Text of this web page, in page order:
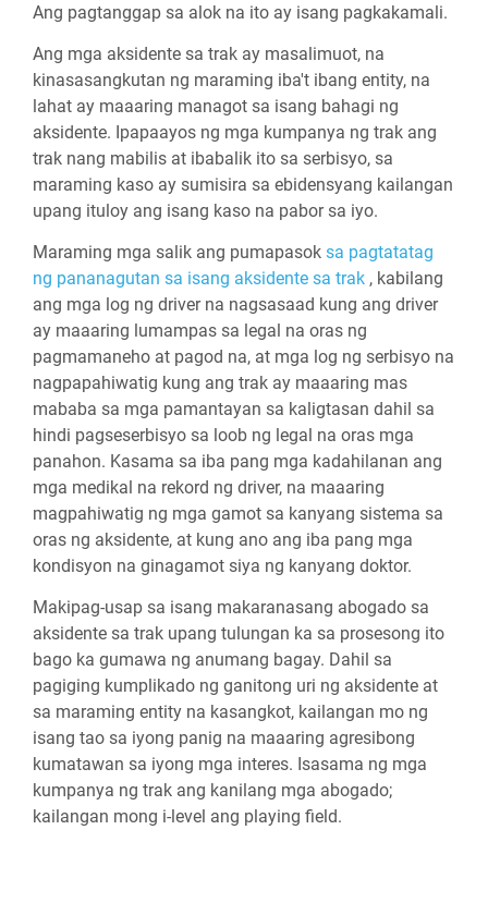
Ang pagtanggap sa alok na ito ay isang pagkakamali.
Ang mga aksidente sa trak ay masalimuot, na
kinasasangkutan ng maraming iba't ibang entity, na
lahat ay maaaring managot sa isang bahagi ng
aksidente. Ipapaayos ng mga kumpanya ng trak ang
trak nang mabilis at ibabalik ito sa serbisyo, sa
maraming kaso ay sumisira sa ebidensyang kailangan
upang ituloy ang isang kaso na pabor sa iyo.
Maraming mga salik ang pumapasok sa pagtatatag
ng pananagutan sa isang aksidente sa trak , kabilang
ang mga log ng driver na nagsasaad kung ang driver
ay maaaring lumampas sa legal na oras ng
pagmamaneho at pagod na, at mga log ng serbisyo na
nagpapahiwatig kung ang trak ay maaaring mas
mababa sa mga pamantayan sa kaligtasan dahil sa
hindi pagseserbisyo sa loob ng legal na oras mga
panahon. Kasama sa iba pang mga kadahilanan ang
mga medikal na rekord ng driver, na maaaring
magpahiwatig ng mga gamot sa kanyang sistema sa
oras ng aksidente, at kung ano ang iba pang mga
kondisyon na ginagamot siya ng kanyang doktor.
Makipag-usap sa isang makaranasang abogado sa
aksidente sa trak upang tulungan ka sa prosesong ito
bago ka gumawa ng anumang bagay. Dahil sa
pagiging kumplikado ng ganitong uri ng aksidente at
sa maraming entity na kasangkot, kailangan mo ng
isang tao sa iyong panig na maaaring agresibong
kumatawan sa iyong mga interes. Isasama ng mga
kumpanya ng trak ang kanilang mga abogado;
kailangan mong i-level ang playing field.